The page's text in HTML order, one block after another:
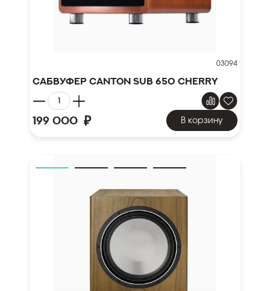
03094
Сабвуфер Canton SUB 650 cherry
199 000 ₽ В корзину